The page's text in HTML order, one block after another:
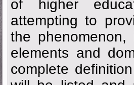
of higher
attempting to
the
elements and
complete